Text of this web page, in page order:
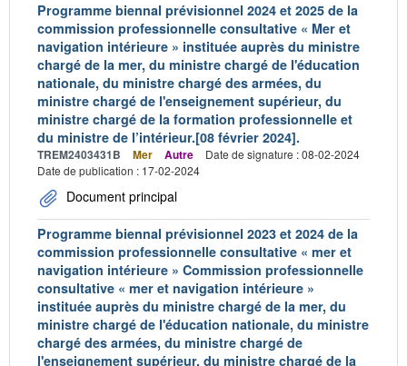
Programme biennal prévisionnel 2024 et 2025 de la
commission professionnelle consultative « Mer et
navigation intérieure » instituée auprès du ministre
chargé de la mer, du ministre chargé de l'éducation
nationale, du ministre chargé des armées, du
ministre chargé de l'enseignement supérieur, du
ministre chargé de la formation professionnelle et
du ministre de l’intérieur.[08 février 2024].
TREM2403431B Mer Autre
Date de signature : 08-02-2024
Date de publication : 17-02-2024
Document principal
Programme biennal prévisionnel 2023 et 2024 de la
commission professionnelle consultative « mer et
navigation intérieure » Commission professionnelle
consultative « mer et navigation intérieure »
instituée auprès du ministre chargé de la mer, du
ministre chargé de l'éducation nationale, du ministre
chargé des armées, du ministre chargé de
l'enseignement supérieur, du ministre chargé de la